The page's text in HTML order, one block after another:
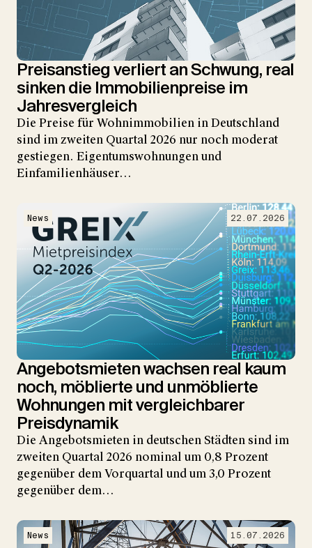
Preisanstieg verliert an Schwung, real
sinken die Immobilienpreise im
Jahresvergleich
Die Preise für Wohnimmobilien in Deutschland
sind im zweiten Quartal 2026 nur noch moderat
gestiegen. Eigentumswohnungen und
Einfamilienhäuser…
News 22.07.2026
Angebotsmieten wachsen real kaum
noch, möblierte und unmöblierte
Wohnungen mit vergleichbarer
Preisdynamik
Die Angebotsmieten in deutschen Städten sind im
zweiten Quartal 2026 nominal um 0,8 Prozent
gegenüber dem Vorquartal und um 3,0 Prozent
gegenüber dem…
News 15.07.2026